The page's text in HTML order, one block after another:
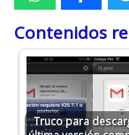
Contenidos
Truco para